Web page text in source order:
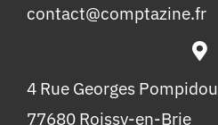
contact@comptazine.fr
4 Rue Georges Pompidou
77680 Roissy-en-Brie